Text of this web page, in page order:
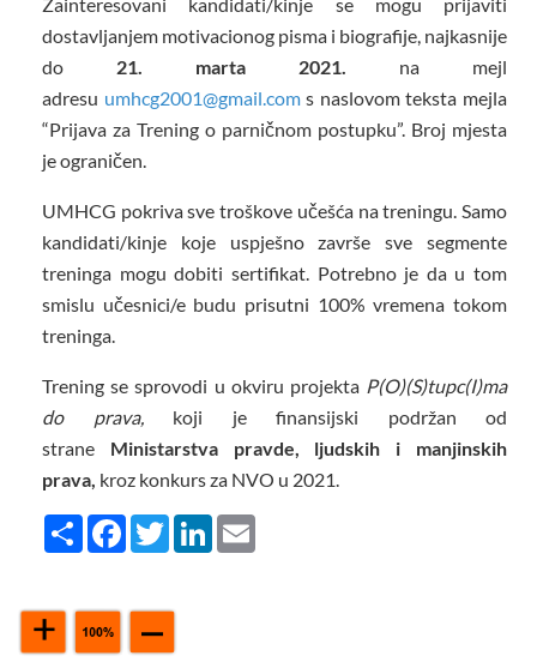
dostavljanjem motivacionog pisma i biografije, najkasnije
do 21. marta 2021. na mejl
adresu umhcg2001@gmail.coms naslovom teksta mejla
“Prijava za Trening o parničnom postupku”. Broj mjesta
je ograničen.
UMHCG pokriva sve troškove učešća na treningu. Samo
kandidati/kinje koje uspješno završe sve segmente
treninga mogu dobiti sertifikat. Potrebno je da u tom
smislu učesnici/e budu prisutni 100% vremena tokom
treninga.
Trening se sprovodi u okviru projekta P(O)(S)tupc(I)ma
do prava,koji je finansijski podržan od
strane Ministarstva pravde, ljudskih i manjinskih
prava, kroz konkurs za NVO u 2021.
Share FacebookTwitterLinkedIn